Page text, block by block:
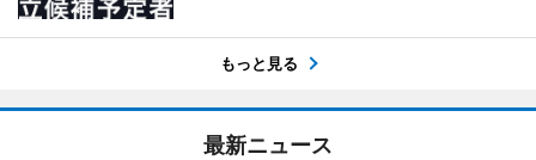
もっと見る
最新ニュース